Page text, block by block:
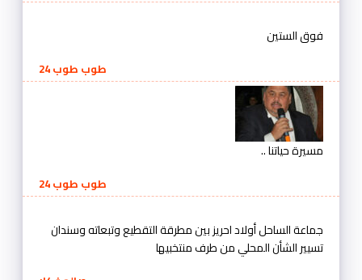
فوق الستين
طوب طوب 24
مسيرة حياتنا ..
طوب طوب 24
جماعة الساحل أولاد احريز بين مطرقة التقطيع وتبعاته وسندان
تسيير الشأن المحلي من طرف منتخبيها